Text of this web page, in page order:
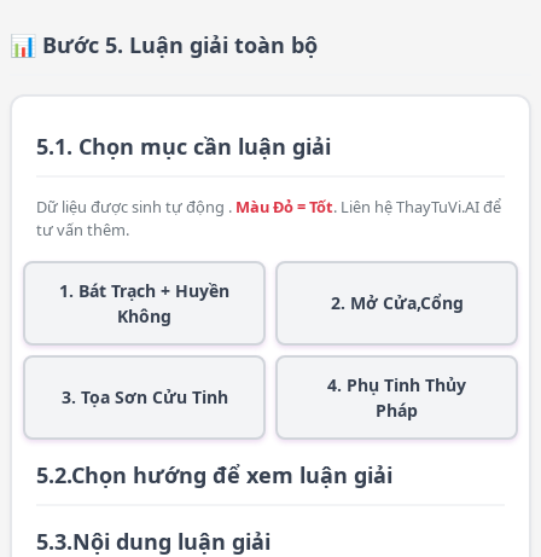
📊 Bước 5. Luận giải toàn bộ
5.1. Chọn mục cần luận giải
Dữ liệu được sinh tự động . Màu Đỏ = Tốt. Liên hệThayTuVi.AIđể
tư vấn thêm.
1. Bát Trạch + Huyền
Không
2. Mở Cửa,Cổng
3. Tọa Sơn Cửu Tinh
4. Phụ Tinh Thủy
Pháp
5.2.Chọn hướng để xem luận giải
5.3.Nội dung luận giải